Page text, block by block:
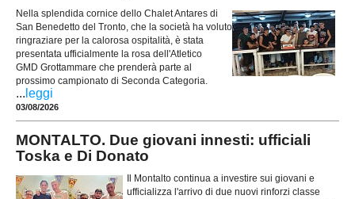
Nella splendida cornice dello Chalet Antares di
San Benedetto del Tronto, che la società ha voluto
ringraziare per la calorosa ospitalità, è stata
presentata ufficialmente la rosa dell'Atletico
GMD Grottammare che prenderà parte al
prossimo campionato di Seconda Categoria.
... leggi
03/08/2026
MONTALTO. Due giovani innesti: ufficiali
Toska e Di Donato
Il Montalto continua a investire sui giovani e
ufficializza l'arrivo di due nuovi rinforzi classe